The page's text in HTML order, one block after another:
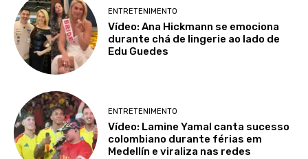
ENTRETENIMENTO
Vídeo: Ana Hickmann se emociona
durante chá de lingerie ao lado de
Edu Guedes
ENTRETENIMENTO
Vídeo: Lamine Yamal canta sucesso
colombiano durante férias em
Medellín e viraliza nas redes